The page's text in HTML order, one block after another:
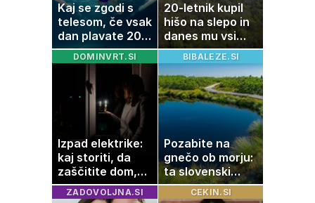
Kaj se zgodi s
telesom, če vsak
dan plavate 20
minut? Učinki, ki
jih morda ne
pričakujete
20-letnik kupil
hišo na slepo in
danes mu vsi
zavidajo
DOMINVRT.SI
Izpad elektrike:
kaj storiti, da
zaščitite dom,
hrano in
elektronske
BIBALEZE.SI
Pozabite na
gnečo ob morju:
ta slovenski
kotiček je pravi
raj za družine
ZADOVOLJNA.SI CEKIN.SI